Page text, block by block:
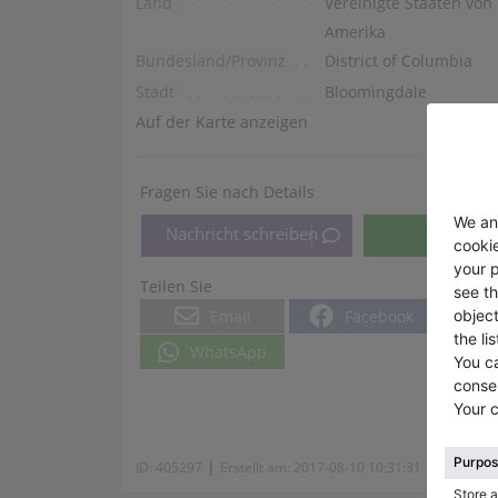
Amerika
Bundesland/Provinz
District of Columbia
Stadt
Bloomingdale
Auf der Karte anzeigen
Fragen Sie nach Details
Teilen Sie
Facebook
WhatsApp
ID: 405297 | Erstellt am: 2017-08-10 10:31:31